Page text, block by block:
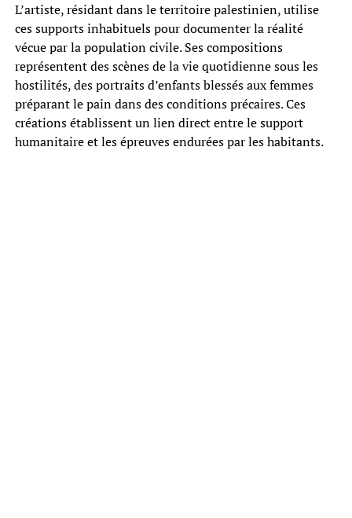
L’artiste, résidant dans le territoire palestinien, utilise
ces supports inhabituels pour documenter la réalité
vécue par la population civile. Ses compositions
représentent des scènes de la vie quotidienne sous les
hostilités, des portraits d’enfants blessés aux femmes
préparant le pain dans des conditions précaires. Ces
créations établissent un lien direct entre le support
humanitaire et les épreuves endurées par les habitants.